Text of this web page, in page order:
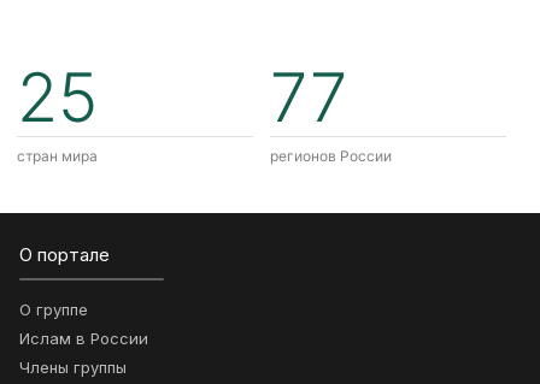
25
стран мира
77
регионов России
О портале
О группе
Ислам в России
Члены группы